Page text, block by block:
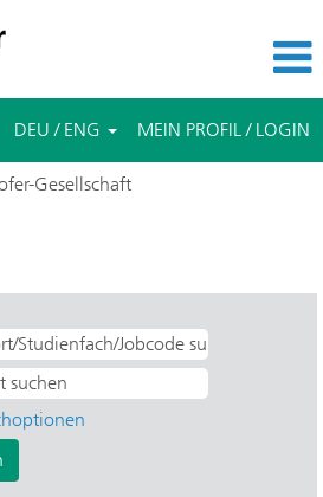
DEU / ENG MEIN PROFIL / LOGIN
Gesellschaft(aktuelle